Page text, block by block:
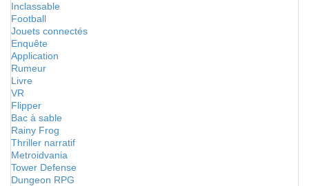
Inclassable
Football
Jouets connectés
Enquête
Application
Rumeur
Livre
VR
Flipper
Bac à sable
Rainy Frog
Thriller narratif
Metroidvania
Tower Defense
Dungeon RPG